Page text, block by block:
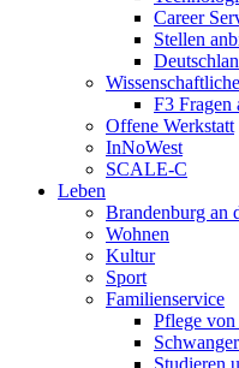
Career
Stellen
F3 Fragen
Offene Werkstatt
InNoWest
SCALE-C
Leben
Brandenburg an
Wohnen
Kultur
Sport
Familienservice
Pflege
Studieren